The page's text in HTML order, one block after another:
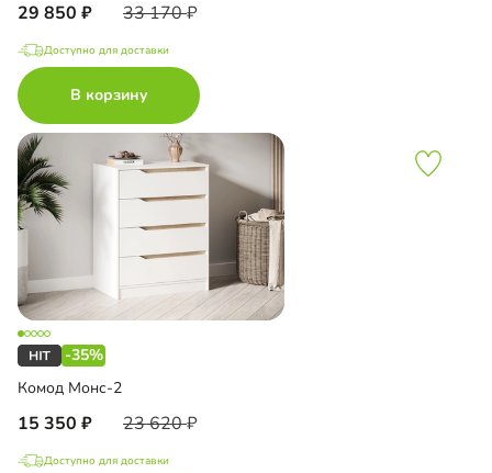
29 850 33 170
Доступно для доставки
В корзину
-35%
Комод Монс-2
15 350 23 620
Доступно для доставки